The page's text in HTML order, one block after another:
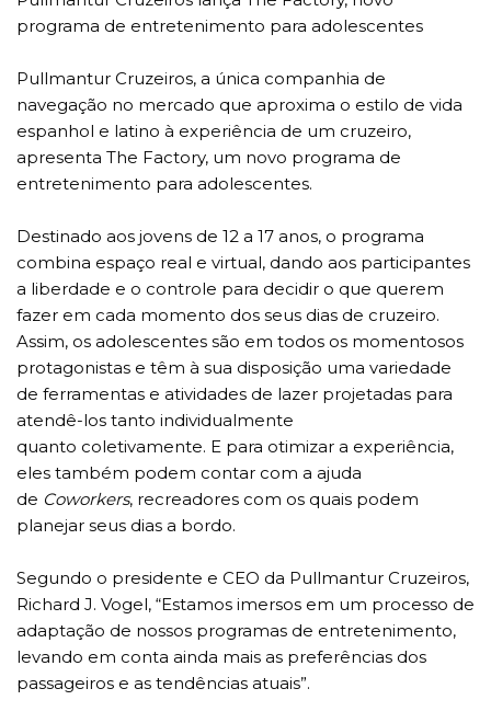
programa de entretenimento para adolescentes
Pullmantur Cruzeiros, a única companhia de
navegação no mercado que aproxima o estilo de vida
espanhol e latino à experiência de um cruzeiro,
apresenta The Factory, um novo programa de
entretenimento para adolescentes.
Destinado aos jovens de 12 a 17 anos, o programa
combina espaço real e virtual, dando aos participantes
a liberdade e o controle para decidir o que querem
fazer em cada momento dos seus dias de cruzeiro.
Assim, os adolescentes são em todos os momentosos
protagonistas e têm à sua disposição uma variedade
de ferramentas e atividades de lazer projetadas para
atendê-los tanto individualmente
quanto coletivamente. E para otimizar a experiência,
eles também podem contar com a ajuda
de Coworkers, recreadores com os quais podem
planejar seus dias a bordo.
Segundo o presidente e CEO da Pullmantur Cruzeiros,
Richard J. Vogel, “Estamos imersos em um processo de
adaptação de nossos programas de entretenimento,
levando em conta ainda mais as preferências dos
passageiros e as tendências atuais”.